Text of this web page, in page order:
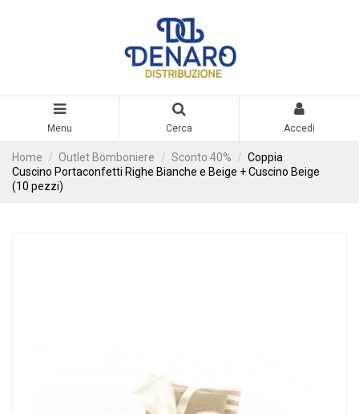
Menu Cerca Accedi
Home Outlet Bomboniere Sconto 40%
Coppia
Cuscino Portaconfetti Righe Bianche e Beige + Cuscino Beige
(10 pezzi)